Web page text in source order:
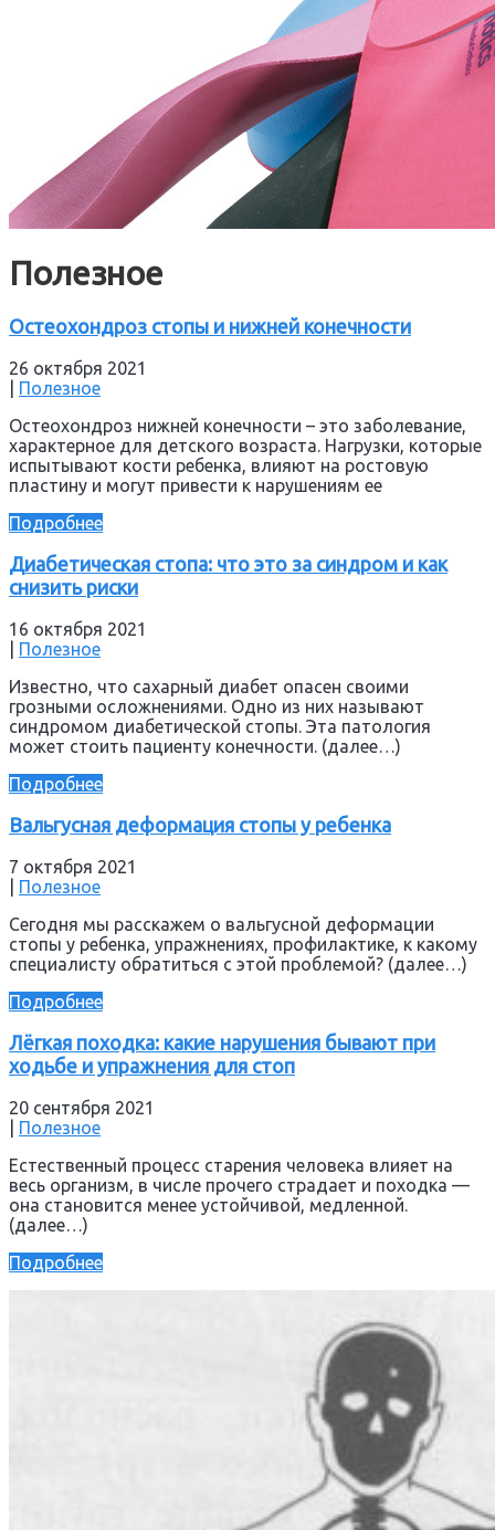
Полезное
Остеохондроз стопы и нижней конечности
26 октября 2021
Полезное
Остеохондроз нижней конечности – это заболевание,
характерное для детского возраста. Нагрузки, которые
испытывают кости ребенка, влияют на ростовую
пластину и могут привести к нарушениям ее
Подробнее
Диабетическая стопа: что это за синдром и как
снизить риски
16 октября 2021
Полезное
Известно, что сахарный диабет опасен своими
грозными осложнениями. Одно из них называют
синдромом диабетической стопы. Эта патология
может стоить пациенту конечности. (далее…)
Подробнее
Вальгусная деформация стопы у ребенка
7 октября 2021
Полезное
Сегодня мы расскажем о вальгусной деформации
стопы у ребенка, упражнениях, профилактике, к какому
специалисту обратиться с этой проблемой? (далее…)
Подробнее
Лёгкая походка: какие нарушения бывают при
ходьбе и упражнения для стоп
20 сентября 2021
Полезное
Естественный процесс старения человека влияет на
весь организм, в числе прочего страдает и походка —
она становится менее устойчивой, медленной.
(далее…)
Подробнее